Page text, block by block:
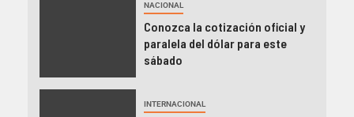
NACIONAL
Conozca la cotización oficial y
paralela del dólar para este
sábado
INTERNACIONAL